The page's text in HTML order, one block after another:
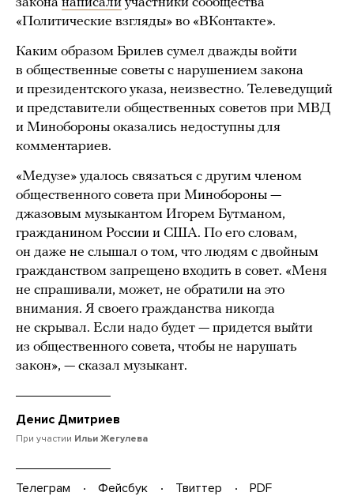
«Политические взгляды» во «ВКонтакте».
Каким образом Брилев сумел дважды войти
в общественные советы с нарушением закона
и президентского указа, неизвестно. Телеведущий
и представители общественных советов при МВД
и Минобороны оказались недоступны для
комментариев.
«Медузе» удалось связаться с другим членом
общественного совета при Минобороны —
джазовым музыкантом Игорем Бутманом,
гражданином России и США. По его словам,
он даже не слышал о том, что людям с двойным
гражданством запрещено входить в совет. «Меня
не спрашивали, может, не обратили на это
внимания. Я своего гражданства никогда
не скрывал. Если надо будет — придется выйти
из общественного совета, чтобы не нарушать
закон», — сказал музыкант.
Денис Дмитриев
При участии Ильи Жегулева
Телеграм Фейсбук Твиттер
PDF